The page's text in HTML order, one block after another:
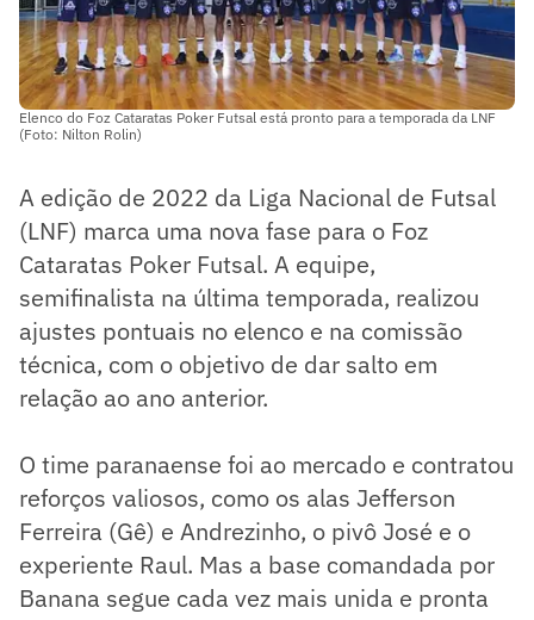
Elenco do Foz Cataratas Poker Futsal está pronto para a temporada da LNF
(Foto: Nilton Rolin)
A edição de 2022 da Liga Nacional de Futsal
(LNF) marca uma nova fase para o Foz
Cataratas Poker Futsal. A equipe,
semifinalista na última temporada, realizou
ajustes pontuais no elenco e na comissão
técnica, com o objetivo de dar salto em
relação ao ano anterior.
O time paranaense foi ao mercado e contratou
reforços valiosos, como os alas Jefferson
Ferreira (Gê) e Andrezinho, o pivô José e o
experiente Raul. Mas a base comandada por
Banana segue cada vez mais unida e pronta